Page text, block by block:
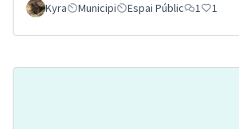
Kyra Municipi Espai Públic 1 1